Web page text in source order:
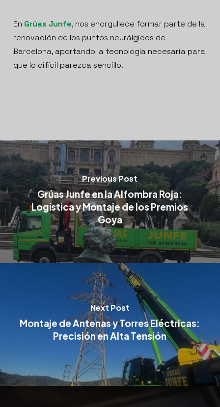
En Grúas Junfe, nos enorgullece formar parte de la
renovación de los puntos neurálgicos de
Barcelona, aportando la tecnología necesaria para
que lo difícil parezca sencillo.
Previous Post
Grúas Junfe en la Alfombra Roja:
Logística y Montaje de los Premios
Goya
Next Post
Montaje de Antenas y Torres Eléctricas:
Precisión en Alta Tensión